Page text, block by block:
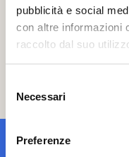
pubblicità e social
con altre informazioni
raccolto dal suo
del
consenso
Necessari
Preferenze